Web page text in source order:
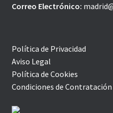
Correo Electrónico:
Política de Privacidad
Aviso Legal
Política de Cookies
Condiciones de Contratación